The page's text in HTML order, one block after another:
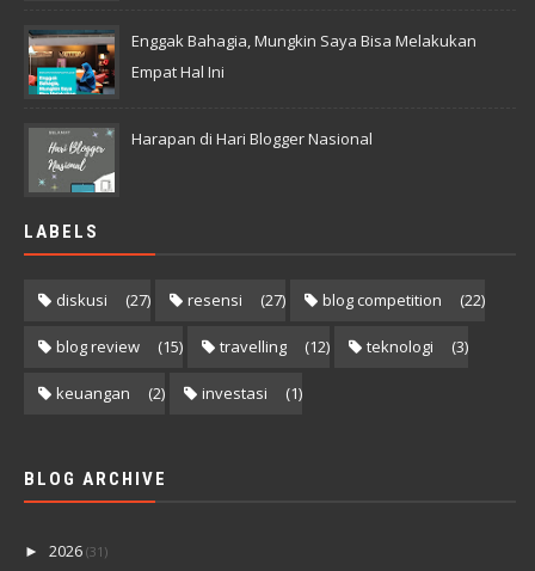
Enggak Bahagia, Mungkin Saya Bisa Melakukan
Empat Hal Ini
Harapan di Hari Blogger Nasional
LABELS
diskusi (27) resensi (27) blog competition (22)
blog review (15) travelling (12) teknologi (3)
keuangan (2) investasi (1)
BLOG ARCHIVE
► 2026 (31)